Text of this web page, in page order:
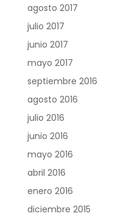
agosto 2017
julio 2017
junio 2017
mayo 2017
septiembre 2016
agosto 2016
julio 2016
junio 2016
mayo 2016
abril 2016
enero 2016
diciembre 2015